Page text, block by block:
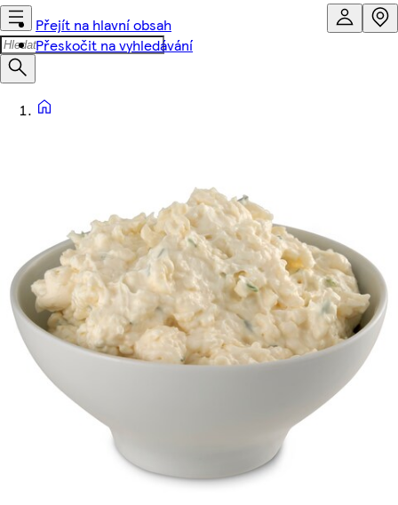
Přejít na hlavní obsah
Přeskočit na vyhledávání